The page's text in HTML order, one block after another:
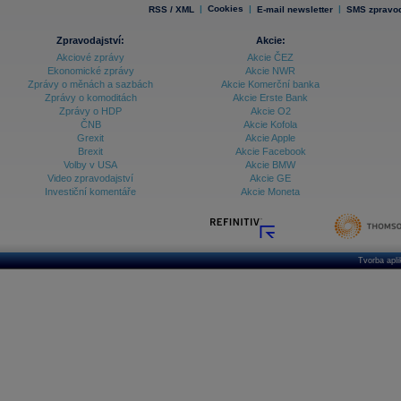
RSS / XML | Cookies | E-mail newsletter | SMS
Zpravodajství:
Akciové zprávy
Ekonomické zprávy
Zprávy o měnách a sazbách
Zprávy o komoditách
Zprávy o HDP
ČNB
Grexit
Brexit
Volby v USA
Video zpravodajství
Investiční komentáře
Akcie:
Akcie ČEZ
Akcie NWR
Akcie Komerční banka
Akcie Erste Bank
Akcie O2
Akcie Kofola
Akcie Apple
Akcie Facebook
Akcie BMW
Akcie GE
Akcie Moneta
Tvorba